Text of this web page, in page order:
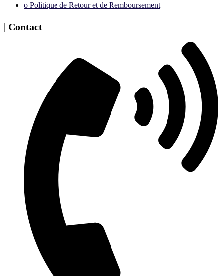
ᴏ Politique de Retour et de Remboursement
| Contact